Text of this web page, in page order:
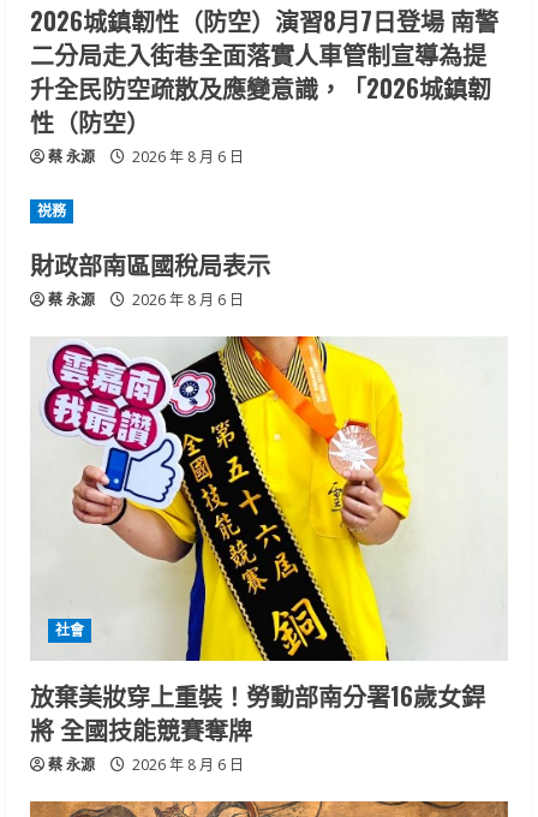
2026城鎮韌性（防空）演習8月7日登場 南警
二分局走入街巷全面落實人車管制宣導為提
升全民防空疏散及應變意識，「2026城鎮韌
性（防空）
蔡 永源 2026 年 8 月 6 日
祱務
財政部南區國稅局表示
蔡 永源 2026 年 8 月 6 日
社會
放棄美妝穿上重裝！勞動部南分署16歲女銲
將 全國技能競賽奪牌
蔡 永源 2026 年 8 月 6 日